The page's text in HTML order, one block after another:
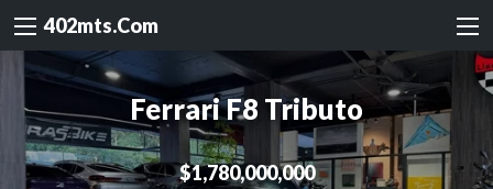
402mts.Com
Ferrari F8 Tributo
$1,780,000,000